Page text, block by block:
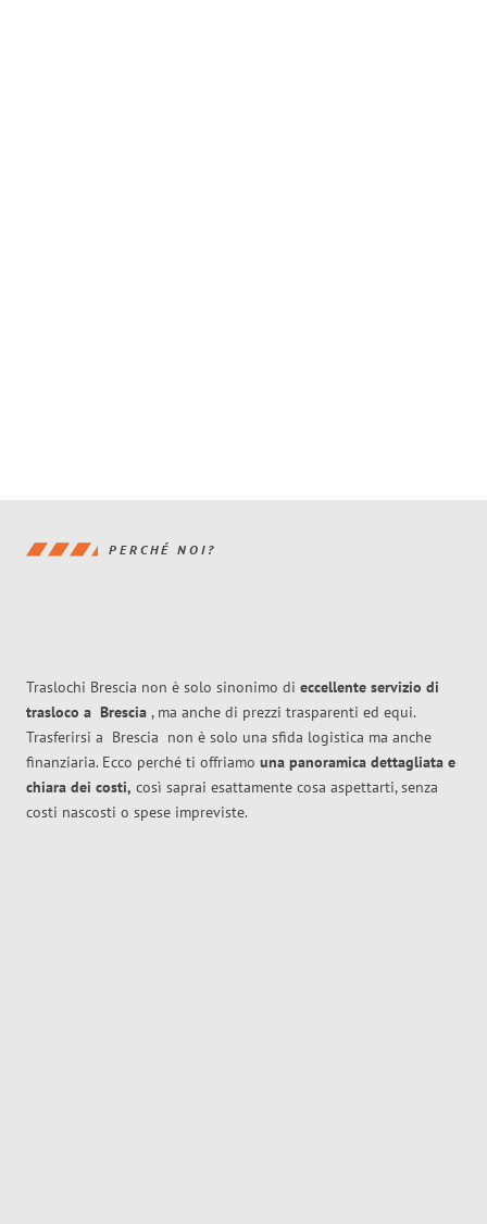
PERCHÉ NOI?
Traslochi Brescia non è solo sinonimo di eccellente servizio di
trasloco a Brescia , ma anche di prezzi trasparenti ed equi.
Trasferirsi a Brescia non è solo una sfida logistica ma anche
finanziaria. Ecco perché ti offriamo una panoramica dettagliata e
chiara dei costi, così saprai esattamente cosa aspettarti, senza
costi nascosti o spese impreviste.